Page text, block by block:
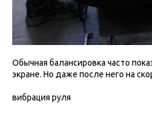
Обычная балансировка часто
экране. Но даже после него на
вибрация руля